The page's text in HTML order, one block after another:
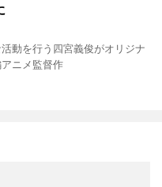
動を行う四宮義俊がオリジナ
ニメ監督作